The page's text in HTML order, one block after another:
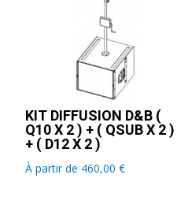
KIT DIFFUSION D&B (
Q10 X 2 ) + ( QSUB X 2 )
+ ( D12 X 2 )
À partir de 460,00 €